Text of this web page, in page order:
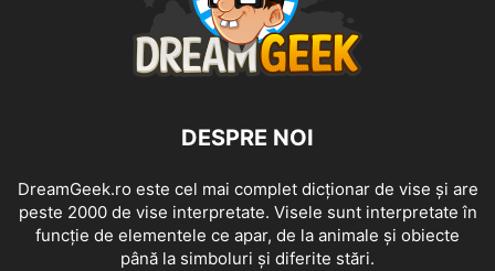
DESPRE NOI
DreamGeek.ro este cel mai complet dicționar de vise și are
peste 2000 de vise interpretate. Visele sunt interpretate în
funcție de elementele ce apar, de la animale și obiecte
până la simboluri și diferite stări.